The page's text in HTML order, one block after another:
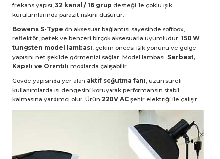
frekans yapısı, 32 kanal / 16 grup desteği ile çoklu ışık
kurulumlarında parazit riskini düşürür.
Bowens S-Type ön aksesuar bağlantısı sayesinde softbox,
reflektör, petek ve benzeri birçok aksesuarla uyumludur. 150 W
tungsten model lambası, çekim öncesi ışık yönünü ve gölge
yapısını net şekilde görmenizi sağlar. Model lambası; Serbest,
Kapalı ve Orantılı modlarda çalışabilir.
Gövde yapısında yer alan aktif soğutma fanı, uzun süreli
kullanımlarda ısı dengesini koruyarak performansın stabil
kalmasına yardımcı olur. Ürün 220V AC şehir elektriği ile çalışır.